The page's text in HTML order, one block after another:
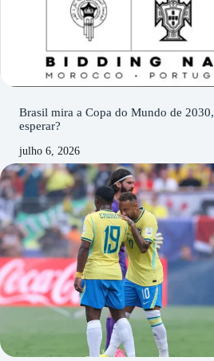
Brasil mira a Copa do Mundo de
esperar?
julho 6, 2026